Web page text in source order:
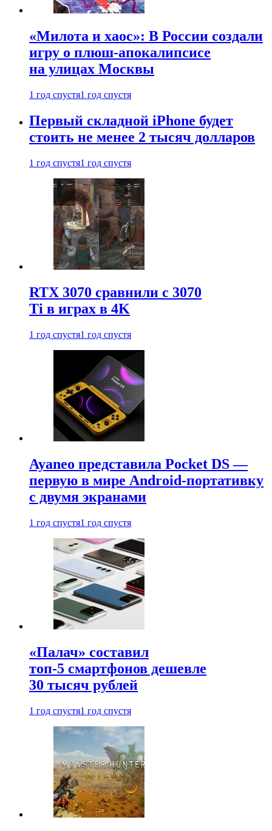
«Милота и хаос»: В России создали
игру о плюш-апокалипсисе
на улицах Москвы
1 год спустя1 год спустя
Первый складной iPhone будет
стоить не менее 2 тысяч долларов
1 год спустя1 год спустя
RTX 3070 сравнили с 3070
Ti в играх в 4K
1 год спустя1 год спустя
Ayaneo представила Pocket DS —
первую в мире Android-портативку
с двумя экранами
1 год спустя1 год спустя
«Палач» составил
топ-5 смартфонов дешевле
30 тысяч рублей
1 год спустя1 год спустя